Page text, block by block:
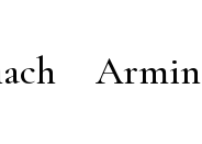
Armin